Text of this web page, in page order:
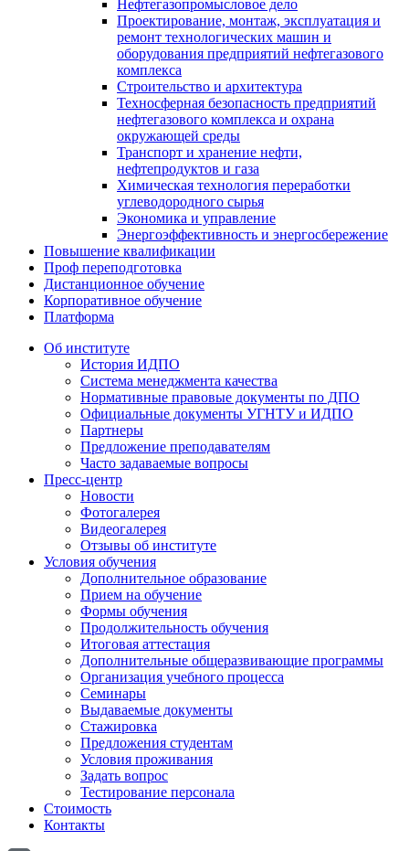
Нефтегазопромысловое дело
Проектирование, монтаж, эксплуатация и
ремонт технологических машин и
оборудования предприятий нефтегазового
комплекса
Строительство и архитектура
Техносферная безопасность предприятий
нефтегазового комплекса и охрана
окружающей среды
Транспорт и хранение нефти,
нефтепродуктов и газа
Химическая технология переработки
углеводородного сырья
Экономика и управление
Энергоэффективность и энергосбережение
Повышение квалификации
Проф переподготовка
Дистанционное обучение
Корпоративное обучение
Платформа
Об институте
История ИДПО
Система менеджмента качества
Нормативные правовые документы по ДПО
Официальные документы УГНТУ и ИДПО
Партнеры
Предложение преподавателям
Часто задаваемые вопросы
Пресс-центр
Новости
Фотогалерея
Видеогалерея
Отзывы об институте
Условия обучения
Дополнительное образование
Прием на обучение
Формы обучения
Продолжительность обучения
Итоговая аттестация
Дополнительные общеразвивающие программы
Организация учебного процесса
Семинары
Выдаваемые документы
Стажировка
Предложения студентам
Условия проживания
Задать вопрос
Тестирование персонала
Стоимость
Контакты